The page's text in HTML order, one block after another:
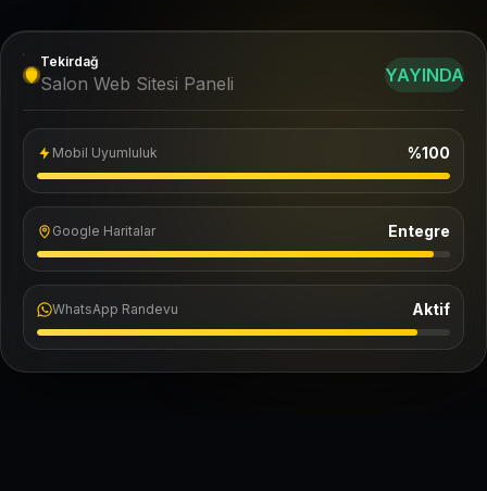
Tekirdağ
Salon Web Sitesi Paneli YAYINDA
Mobil Uyumluluk %100
Google Haritalar Entegre
WhatsApp Randevu Aktif